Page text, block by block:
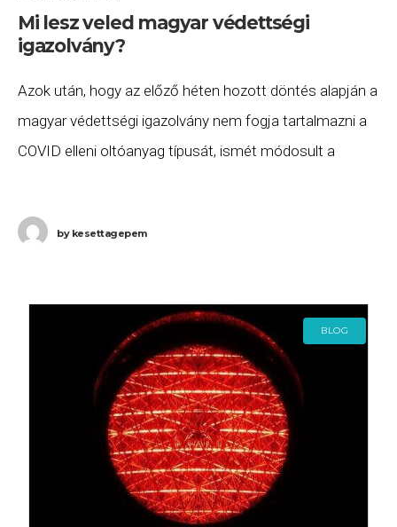
Mi lesz veled magyar védettségi
igazolvány?
Azok után, hogy az előző héten hozott döntés alapján a
magyar védettségi igazolvány nem fogja tartalmazni a
COVID elleni oltóanyag típusát, ismét módosult a
bykesettagepem
BLOG